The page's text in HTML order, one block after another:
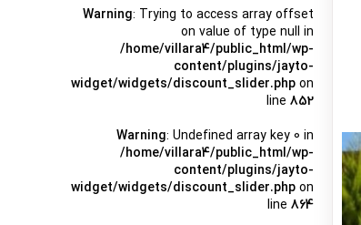
Warning: Trying to access array offset
on value of type null in
/home/villara4/public_html/wp-
content/plugins/jayto-
widget/widgets/discount_slider.php on
line852
Warning: Undefined array key 0 in
/home/villara4/public_html/wp-
content/plugins/jayto-
widget/widgets/discount_slider.php on
line864